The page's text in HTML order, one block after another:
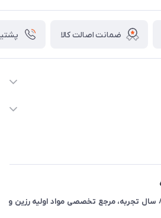
ضمانت اصالت کالا
سیحون آرت شاپ با بیش از ۸ سال تجربه، مرجع تخصصی مواد اولیه رزین و